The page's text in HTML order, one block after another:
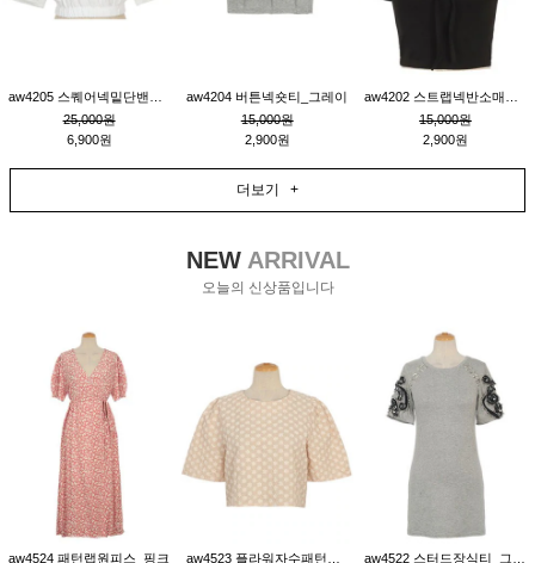
25,000원
6,900원
aw4204 버튼넥숏티_그레이
15,000원
2,900원
15,000원
2,900원
더보기 +
NEWARRIVAL
오늘의 신상품입니다
aw4524 패턴랩원피스_핑크